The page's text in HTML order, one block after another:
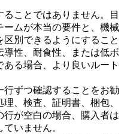
ことではありません。目
ームが本当の要件と、機械
別できるようにすること
性、耐食性、または低ボ
る場合、より良いルート
行ずつ確認することをお勧
、検査、証明書、梱包、
が空白の場合、購入者は
いません。